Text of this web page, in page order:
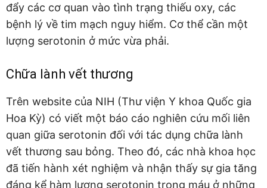
đẩy các cơ quan vào tình trạng thiếu oxy, các
bệnh lý về tim mạch nguy hiểm. Cơ thể cần một
lượng serotonin ở mức vừa phải.
Chữa lành vết thương
Trên website của NIH (Thư viện Y khoa Quốc gia
Hoa Kỳ) có viết một báo cáo nghiên cứu mối liên
quan giữa serotonin đối với tác dụng chữa lành
vết thương sau bỏng. Theo đó, các nhà khoa học
đã tiến hành xét nghiệm và nhận thấy sự gia tăng
đáng kể hàm lượng serotonin trong máu ở những